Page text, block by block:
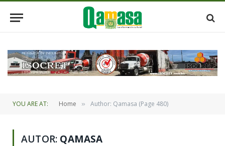
YOU ARE AT: Home » Author: Qamasa (Page 480)
AUTOR: QAMASA